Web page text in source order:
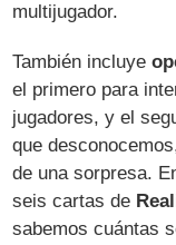
multijugador.
También incluye
el primero para
jugadores, y el
que
de una sorpresa.
seis cartas de
sabemos cuántas